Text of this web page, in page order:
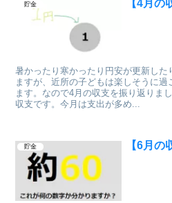
貯金 【4月の
暑かったり寒かったり円安が更新し
ますが、近所の子どもは楽しそうに過
ます。なので4月の収支を振り返りま
収支です。今月は支出が多め...
貯金 【6月の